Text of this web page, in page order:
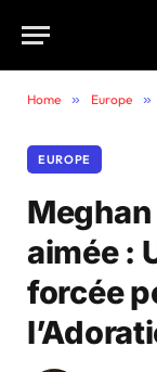
Home » Europe »
EUROPE
aimée :
forcée